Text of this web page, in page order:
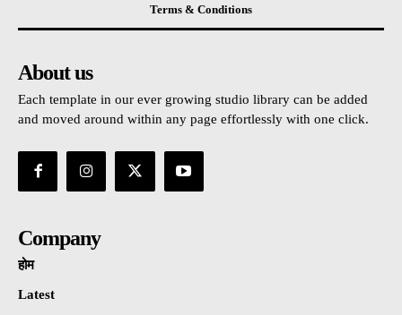
Terms & Conditions
About us
Each template in our ever growing studio library can be added
and moved around within any page effortlessly with one click.
Company
होम
Latest